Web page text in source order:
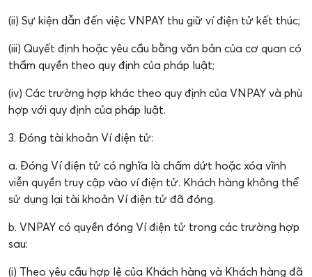
(ii) Sự kiện dẫn đến việc VNPAY thu giữ ví điện tử kết thúc;
(iii) Quyết định hoặc yêu cầu bằng văn bản của cơ quan có
thẩm quyền theo quy định của pháp luật;
(iv) Các trường hợp khác theo quy định của VNPAY và phù
hợp với quy định của pháp luật.
3. Đóng tài khoản Ví điện tử:
a. Đóng Ví điện tử có nghĩa là chấm dứt hoặc xóa vĩnh
viễn quyền truy cập vào ví điện tử. Khách hàng không thể
sử dụng lại tài khoản Ví điện tử đã đóng.
b. VNPAY có quyền đóng Ví điện tử trong các trường hợp
sau:
(i) Theo yêu cầu hợp lệ của Khách hàng và Khách hàng đã